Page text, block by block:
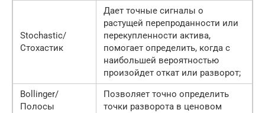
Stochastic/
Стохастик
Дает точные сигналы о
растущей перепроданности или
перекупленности актива,
помогает определить, когда с
наибольшей вероятностью
произойдет откат или разворот;
Bollinger/
Полосы
Позволяет точно определить
точки разворота в ценовом